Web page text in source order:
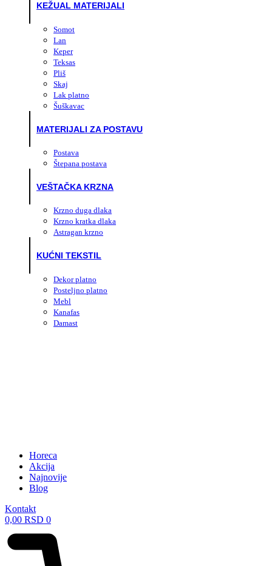
KEŽUAL MATERIJALI
Somot
Lan
Keper
Teksas
Pliš
Skaj
Lak platno
Šuškavac
MATERIJALI ZA POSTAVU
Postava
Štepana postava
VEŠTAČKA KRZNA
Krzno duga dlaka
Krzno kratka dlaka
Astragan krzno
KUĆNI TEKSTIL
Dekor platno
Posteljno platno
Mebl
Kanafas
Damast
Horeca
Akcija
Najnovije
Blog
Kontakt
0,00 RSD 0